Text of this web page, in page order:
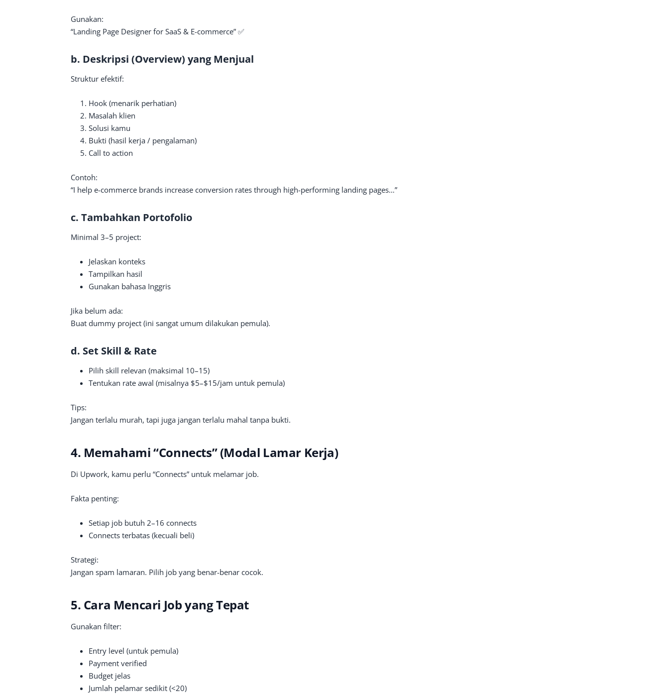
Gunakan:
“Landing Page Designer for SaaS & E-commerce” ✅
b. Deskripsi (Overview) yang Menjual
Struktur efektif:
Hook (menarik perhatian)
Masalah klien
Solusi kamu
Bukti (hasil kerja / pengalaman)
Call to action
Contoh:
“I help e-commerce brands increase conversion rates through high-performing landing pages…”
c. Tambahkan Portofolio
Minimal 3–5 project:
Jelaskan konteks
Tampilkan hasil
Gunakan bahasa Inggris
Jika belum ada:
Buat dummy project (ini sangat umum dilakukan pemula).
d. Set Skill & Rate
Pilih skill relevan (maksimal 10–15)
Tentukan rate awal (misalnya $5–$15/jam untuk pemula)
Tips:
Jangan terlalu murah, tapi juga jangan terlalu mahal tanpa bukti.
4. Memahami “Connects” (Modal Lamar Kerja)
Di Upwork, kamu perlu “Connects” untuk melamar job.
Fakta penting:
Setiap job butuh 2–16 connects
Connects terbatas (kecuali beli)
Strategi:
Jangan spam lamaran. Pilih job yang benar-benar cocok.
5. Cara Mencari Job yang Tepat
Gunakan filter:
Entry level (untuk pemula)
Payment verified
Budget jelas
Jumlah pelamar sedikit (<20)